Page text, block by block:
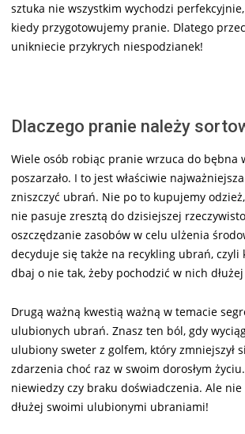
sztuka nie wszystkim wychodzi
kiedy przygotowujemy pranie. Dlatego
unikniecie przykrych niespodzianek!
Dlaczego pranie należy
Wiele osób robiąc pranie wrzuca do bębna
poszarzało. I to jest właściwie
zniszczyć ubrań. Nie po to kupujemy
nie pasuje zresztą do dzisiejszej
oszczędzanie zasobów w celu ulżenia
decyduje się także na recykling ubrań,
dbaj o nie tak, żeby pochodzić w nich
Drugą ważną kwestią ważną w temacie
ulubionych ubrań. Znasz ten ból, gdy
ulubiony sweter z golfem, który zmniejszył
zdarzenia choć raz w swoim dorosłym
niewiedzy czy braku doświadczenia. Ale
dłużej swoimi ulubionymi ubraniami!